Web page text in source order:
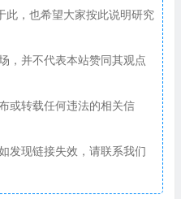
此，也希望大家按此说明研究
，并不代表本站赞同其观点
或转载任何违法的相关信
发现链接失效，请联系我们